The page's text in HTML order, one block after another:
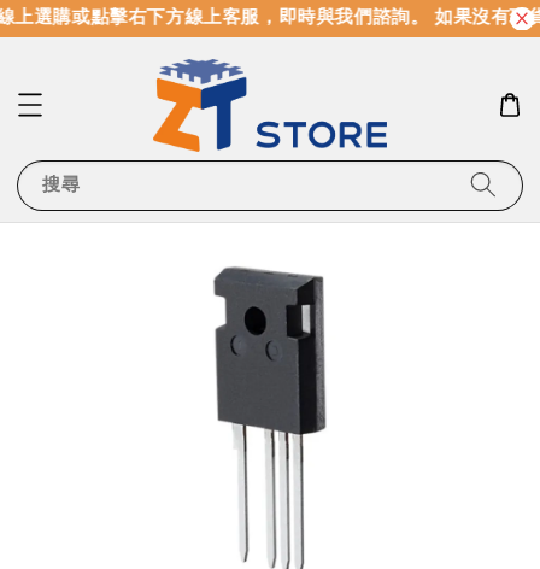
選購或點擊右下方線上客服，即時與我們諮詢。 如果沒有現
搜尋